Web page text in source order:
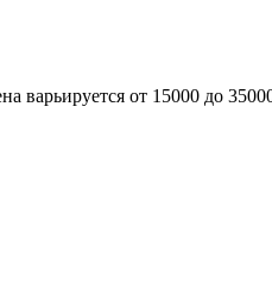
варьируется от 15000 до